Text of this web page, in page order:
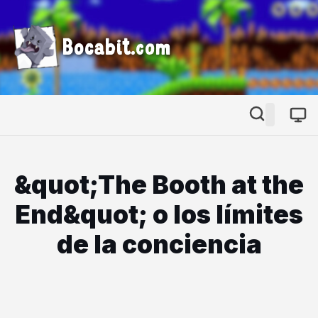
Bocabit.com
&quot;The Booth at the
End&quot; o los límites
de la conciencia